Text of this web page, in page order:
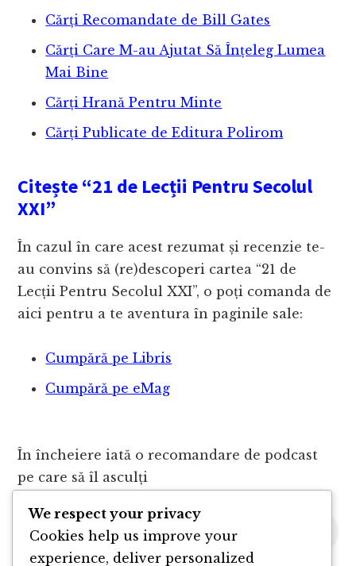
Cărți Recomandate de Bill Gates
Cărți Care M-au Ajutat Să Înțeleg Lumea
Mai Bine
Cărți Hrană Pentru Minte
Cărți Publicate de Editura Polirom
Citește“21 de Lecții Pentru Secolul
XXI”
În cazul în care acest rezumat și recenzie te-
au convins să (re)descoperi cartea “21 de
Lecții Pentru Secolul XXI”, o poți comanda de
aici pentru a te aventura în paginile sale:
Cumpără pe Libris
Cumpără pe eMag
În încheiere iată o recomandare de podcast
pe care să îl asculți
We respect your privacy
Cookies help us improve your
experience, deliver personalized